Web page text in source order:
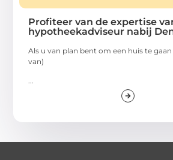
Profiteer van de expertise
hypotheekadviseur nabij
Als u van plan bent om een huis te
van)
...